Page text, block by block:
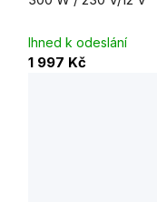
Ihned k odeslání
1 997 Kč